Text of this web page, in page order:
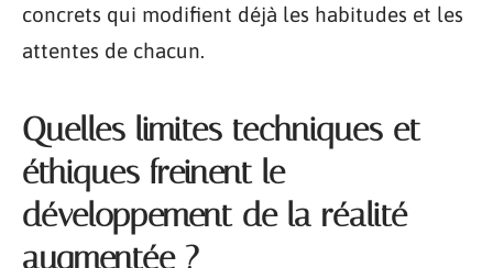
concrets qui modifient déjà les habitudes et les
attentes de chacun.
Quelles limites techniques et
éthiques freinent le
développement de la réalité
augmentée ?